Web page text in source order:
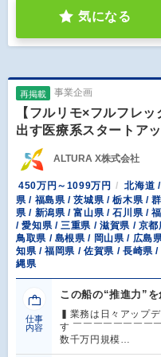
気になる
再掲載 事業企画
【フルリモ×フルフレ
出す医療系スタートア
ALTURA X株式会社
450万円～1099万円
北海道
県 / 福島県 / 茨城県 / 栃木県 /
県 / 新潟県 / 富山県 / 石川県 /
/ 愛知県 / 三重県 / 滋賀県 / 京
鳥取県 / 島根県 / 岡山県 / 広島
知県 / 福岡県 / 佐賀県 / 長崎県
縄県
仕事
内容
この船の“推進力”
▍業務は日々アップ
す ￣￣￣￣￣￣￣￣
数千万円規模…